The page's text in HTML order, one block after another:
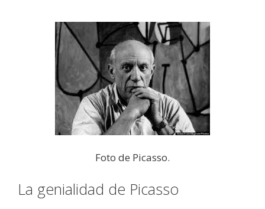
Foto de Picasso.
La genialidad de Picasso